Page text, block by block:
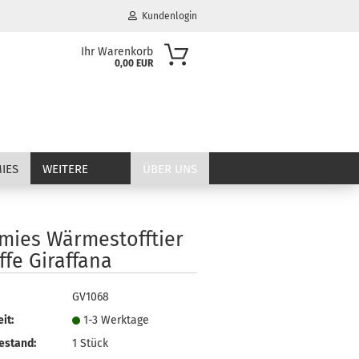
Kundenlogin
vergessen?
Ihr Warenkorb
0,00 EUR
ÜBER UNS
WEITERE
Wärmestofftier
Giraffana
GV1068
1-3 Werktage
1 Stück